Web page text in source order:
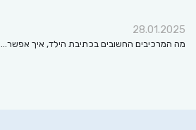
28.01.2025
מה המרכיבים החשובים בכתיבת הילד, איך אפשר…